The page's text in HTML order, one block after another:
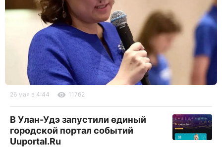
26 мая в 4:44 11762
В Улан-Удэ запустили единый
городской портал событий
Uuportal.Ru